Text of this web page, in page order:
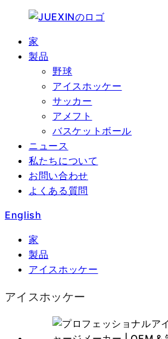
家
製品
野球
アイスホッケー
サッカー
アメフト
バスケットボール
ニュース
私たちについて
お問い合わせ
よくある質問
English
家
製品
アイスホッケー
アイスホッケー